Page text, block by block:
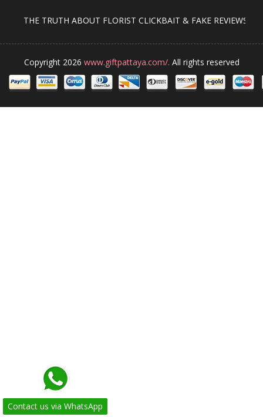
THE TRUTH ABOUT FLORIST CLICKBAIT & FAKE REVIEWS
Contact us via WhatsApp
Copyright 2026 www.giftpattaya.com/. All rights reserved